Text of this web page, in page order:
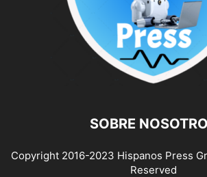
SOBRE
Copyright 2016-2023 Hispanos Press
Reserved